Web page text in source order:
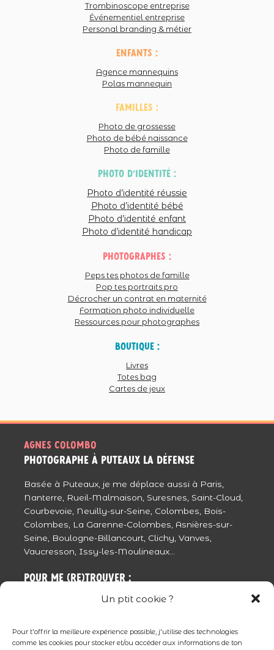
Un ptit cookie ?
Pour t'offrir la meilleure expérience possible, j'utilise des technologies
comme les cookies pour stocker et/ou accéder aux informations de ton
Trombinoscope entreprise
Événementiel entreprise
Personal branding & métier
enfants :
Agence mannequins
Polas mannequin
familles :
Photo de grossesse
Photo de bébé naissance
Photo de famille
photo d'identité :
Photo d’identité réussie
Photo d’identité bébé
Photo d’identité enfant
Photo d’identité handicap
photographes :
Peps tes photos de famille
Pop tes portraits pro
Décrocher un contrat en maternité
Formation photo individuelle
Ressources pour photographes
Boutique :
Livres
Totes bag
Cartes de jeux
Agnes colombo
photographe à puteaux La Défense
Basée à Puteaux, je me déplace aussi à Paris,
Nanterre, Rueil-Malmaison, Suresnes, Saint-Cloud,
Courbevoie, Neuilly-sur-Seine, Colombes, Bois-
Colombes, La Garenne-Colombes, Asnières-sur-
Seine, Boulogne-Billancourt, Clichy, Vanves,
Vaucresson, Issy-les-Moulineaux...
Pour me (re)trouver :
Première à gauche ! Tu peux pas me louper !